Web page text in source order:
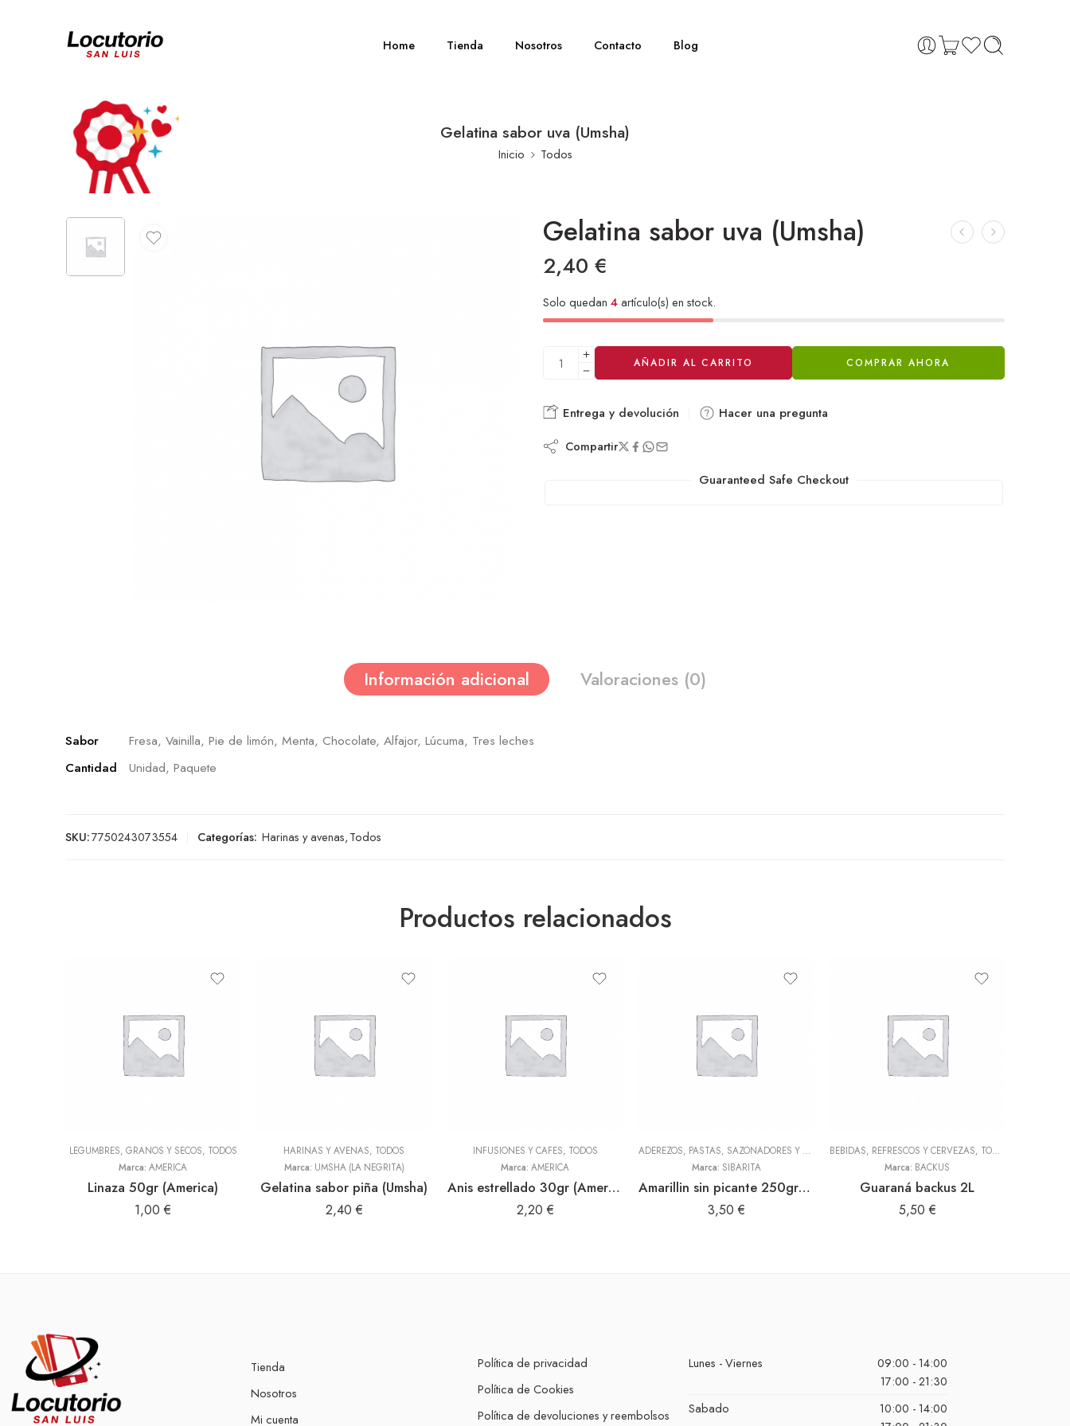
Home Tienda Nosotros Contacto Blog
Gelatina sabor uva (Umsha)
Inicio Todos
Gelatina sabor uva (Umsha)
2,40 €
Solo quedan 4artículo(s) en stock.
AÑADIR AL CARRITO COMPRAR AHORA
Alternative:
Entrega y devolución Hacer una pregunta
Compartir
Guaranteed Safe Checkout
Información adicional Valoraciones (0)
Sabor
Fresa, Vainilla, Pie de limón, Menta, Chocolate, Alfajor, Lúcuma, Tres leches
Cantidad
Unidad, Paquete
SKU:7750243073554 Categorías: Harinas y avenas,Todos
Productos relacionados
LEGUMBRES, GRANOS Y SECOS, TODOS
Marca: AMERICA
Linaza 50gr (America)
1,00 €
HARINAS Y AVENAS, TODOS
Marca: UMSHA (LA NEGRITA)
Gelatina sabor piña (Umsha)
2,40 €
INFUSIONES Y CAFES, TODOS
Marca: AMERICA
Anis estrellado 30gr (America)
2,20 €
ADEREZOS, PASTAS, SAZONADORES Y CONDIMENTOS , TODOS
Marca: SIBARITA
Amarillin sin picante 250gr (Sibarita)
3,50 €
BEBIDAS, REFRESCOS Y CERVEZAS, TODOS
Marca: BACKUS
Guaraná backus 2L
5,50 €
Tienda
Nosotros
Mi cuenta
Política de privacidad
Política de Cookies
Política de devoluciones y reembolsos
Lunes - Viernes
09:00 - 14:00
17:00 - 21:30
Sabado
10:00 - 14:00